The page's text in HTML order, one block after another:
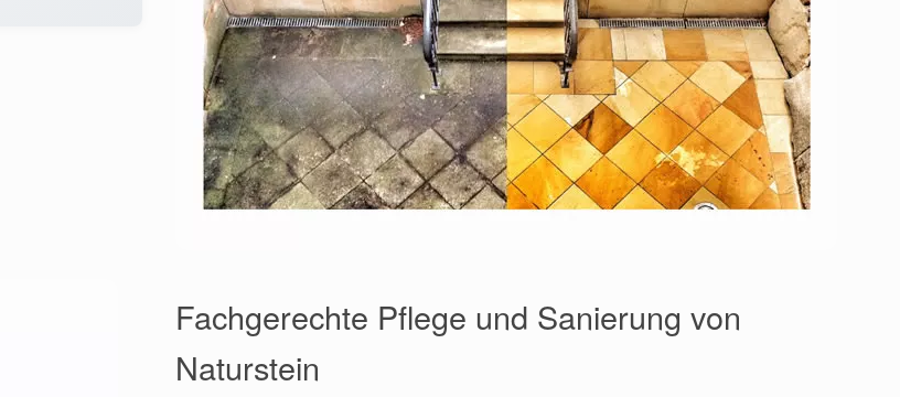
Fachgerechte Pflege und Sanierung von
Naturstein